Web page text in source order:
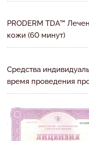
PRODERM TDA™
кожи (60 минут)
Средства
время проведения